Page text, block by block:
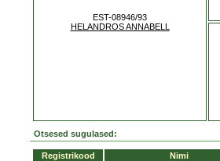
EST-08946/93
HELANDROS ANNABELL
Otsesed sugulased:
Registrikood Nimi